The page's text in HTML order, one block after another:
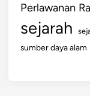
Perlawanan
sejarah
sumber daya alam